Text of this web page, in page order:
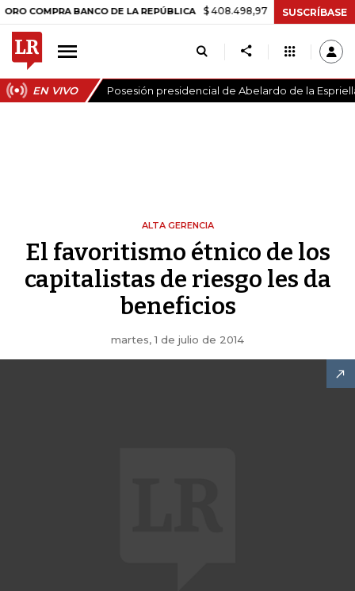
COMPRA BANCO DE LA REPÚBLICA $ 408.498,97 +$ 8.753,81 +2,19%
SUSCRÍBASE
EN VIVO Posesión presidencial de Abelardo de la
ALTA GERENCIA
El favoritismo étnico de los
capitalistas de riesgo les da
beneficios
martes, 1 de julio de 2014